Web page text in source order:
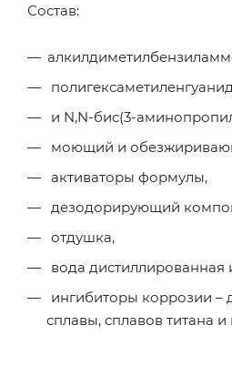
Состав:
и N,N-бис(3-
моющий и
активаторы формулы,
дезодорирующий
отдушка,
вода дистиллированная
ингибиторы коррозии –
сплавы, сплавов титана